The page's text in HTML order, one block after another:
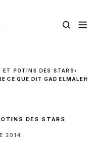
ET POTINS DES STARS›
CE QUE DIT GAD ELMALEH
DES STARS
2014